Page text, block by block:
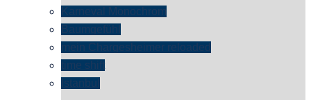
Karneval Monochrom
Baumgefühl
mein Chargesheimer reloaded
time shift
Istanbul